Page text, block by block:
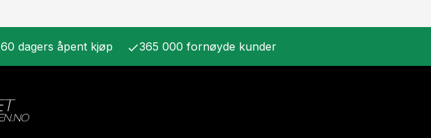
60 dagers åpent kjøp check365 000 fornøyde kunder